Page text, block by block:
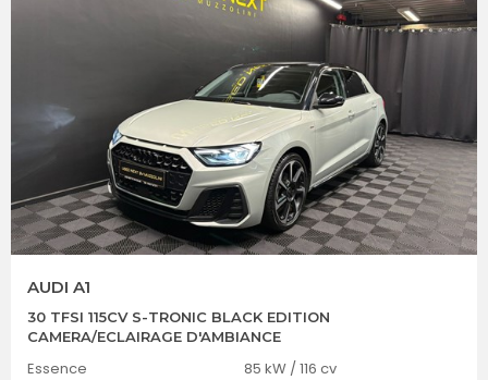
AUDI A1
30 TFSI 115CV S-TRONIC BLACK EDITION
CAMERA/ECLAIRAGE D'AMBIANCE
Essence
85 kW / 116 cv